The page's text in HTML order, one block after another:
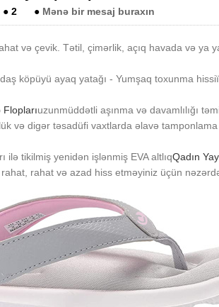
●2 ● Mənə bir mesaj buraxın
və çevik. Tətil, çimərlik, açıq havada və ya
köpüyü ayaq yatağı - Yumşaq toxunma
Floplarıuzunmüddətli aşınma və davamlılığı
və digər təsadüfi vaxtlarda əlavə
ilə tikilmiş yenidən işlənmiş EVA altlıqQadın
rahat və azad hiss etməyiniz üçün